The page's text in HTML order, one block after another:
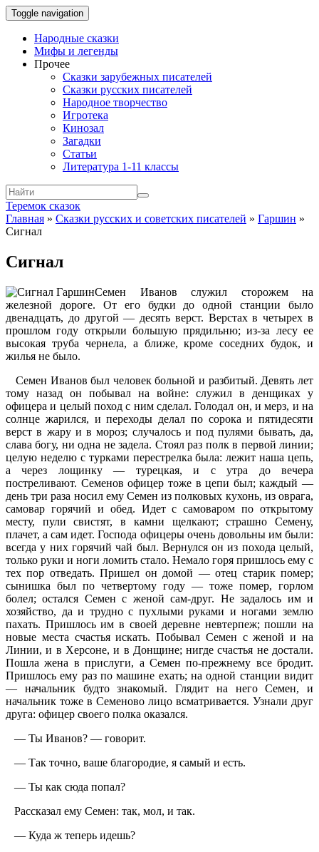
Toggle navigation
Народные сказки
Мифы и легенды
Прочее
Сказки зарубежных писателей
Сказки русских писателей
Народное творчество
Игротека
Кинозал
Загадки
Статьи
Литература 1-11 классы
Теремок сказок
Главная » Сказки русских и советских писателей » Гаршин »
Сигнал
Сигнал
Семен Иванов служил сторожем на
железной дороге. От его будки до одной станции было
двенадцать, до другой — десять верст. Верстах в четырех в
прошлом году открыли большую прядильню; из-за лесу ее
высокая труба чернела, а ближе, кроме соседних будок, и
жилья не было.
Семен Иванов был человек больной и разбитый. Девять лет
тому назад он побывал на войне: служил в денщиках у
офицера и целый поход с ним сделал. Голодал он, и мерз, и на
солнце жарился, и переходы делал по сорока и пятидесяти
верст в жару и в мороз; случалось и под пулями бывать, да,
слава богу, ни одна не задела. Стоял раз полк в первой линии;
целую неделю с турками перестрелка была: лежит наша цепь,
а через лощинку — турецкая, и с утра до вечера
постреливают. Семенов офицер тоже в цепи был; каждый —
день три раза носил ему Семен из полковых кухонь, из оврага,
самовар горячий и обед. Идет с самоваром по открытому
месту, пули свистят, в камни щелкают; страшно Семену,
плачет, а сам идет. Господа офицеры очень довольны им были:
всегда у них горячий чай был. Вернулся он из похода целый,
только руки и ноги ломить стало. Немало горя пришлось ему с
тех пор отведать. Пришел он домой — отец старик помер;
сынишка был по четвертому году — тоже помер, горлом
болел; остался Семен с женой сам-друг. Не задалось им и
хозяйство, да и трудно с пухлыми руками и ногами землю
пахать. Пришлось им в своей деревне невтерпеж; пошли на
новые места счастья искать. Побывал Семен с женой и на
Линии, и в Херсоне, и в Донщине; нигде счастья не достали.
Пошла жена в прислуги, а Семен по-прежнему все бродит.
Пришлось ему раз по машине ехать; на одной станции видит
— начальник будто знакомый. Глядит на него Семен, и
начальник тоже в Семеново лицо всматривается. Узнали друг
друга: офицер своего полка оказался.
— Ты Иванов? — говорит.
— Так точно, ваше благородие, я самый и есть.
— Ты как сюда попал?
Рассказал ему Семен: так, мол, и так.
— Куда ж теперь идешь?